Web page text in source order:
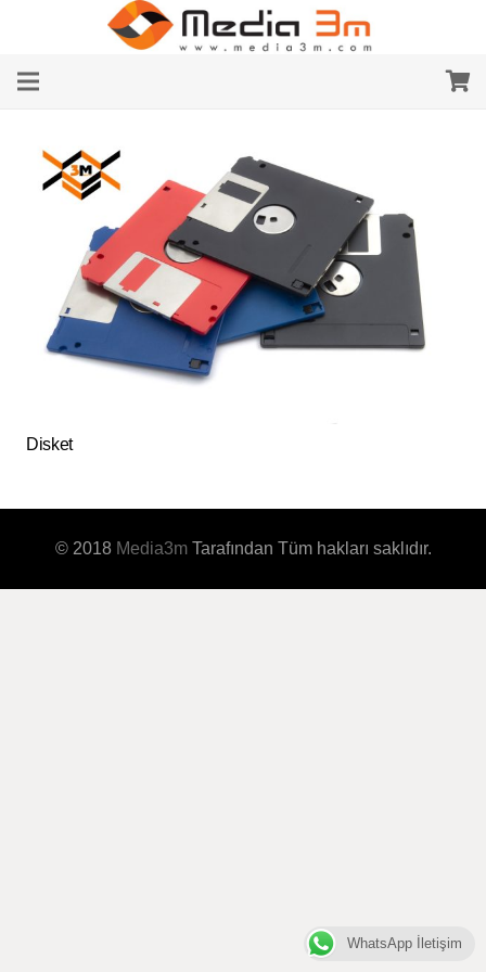
Disket
© 2018 Media3mTarafından Tüm hakları saklıdır.
WhatsApp İletişim